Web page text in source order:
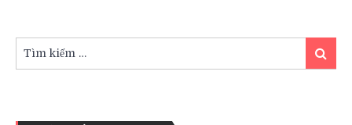
truyền
kiếm:
Tìm
kiếm